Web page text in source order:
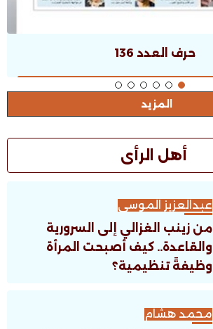
حرف العدد 135
المزيد
أهل الرأى
عبدالعزيز الموسى
من زينب الغزالي إلى السرورية
والقاعدة.. كيف أصبحت المرأة
وظيفةً تنظيمية؟
محمد هشام